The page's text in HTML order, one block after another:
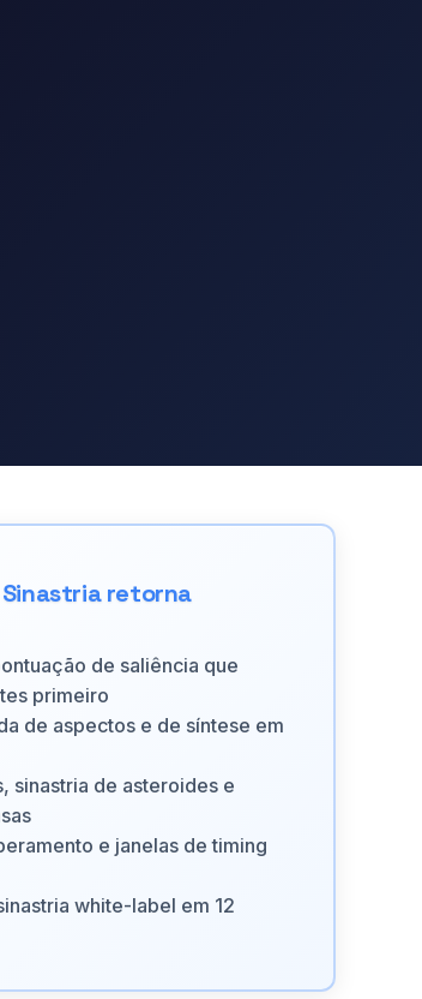
Sinastria retorna
de saliência que
primeiro
de aspectos e de síntese em
sinastria de asteroides e
e janelas de timing
white-label em 12